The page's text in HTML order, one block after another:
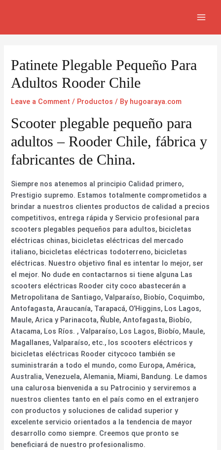
Patinete Plegable Pequeño Para
Adultos Rooder Chile
Leave a Comment / Productos / By hugoaraya.com
Scooter plegable pequeño para
adultos – Rooder Chile, fábrica y
fabricantes de China.
Siempre nos atenemos al principio Calidad primero,
Prestigio supremo. Estamos totalmente comprometidos a
brindar a nuestros clientes productos de calidad a precios
competitivos, entrega rápida y Servicio profesional para
scooters plegables pequeños para adultos, bicicletas
eléctricas chinas, bicicletas eléctricas del mercado
italiano, bicicletas eléctricas todoterreno, bicicletas
eléctricas. Nuestro objetivo final es intentar lo mejor, ser
el mejor. No dude en contactarnos si tiene alguna Las
scooters eléctricas Rooder city coco abastecerán a
Metropolitana de Santiago, Valparaíso, Biobío, Coquimbo,
Antofagasta, Araucanía, Tarapacá, O’Higgins, Los Lagos,
Maule, Arica y Parinacota, Ñuble, Antofagasta, Biobío,
Atacama, Los Ríos. , Valparaíso, Los Lagos, Biobío, Maule,
Magallanes, Valparaíso, etc., los scooters eléctricos y
bicicletas eléctricas Rooder citycoco también se
suministrarán a todo el mundo, como Europa, América,
Australia, Venezuela, Alemania, Miami, Bandung. Le damos
una calurosa bienvenida a su Patrocinio y serviremos a
nuestros clientes tanto en el país como en el extranjero
con productos y soluciones de calidad superior y
excelente servicio orientados a la tendencia de mayor
desarrollo como siempre. Creemos que pronto se
beneficiará de nuestro profesionalismo.